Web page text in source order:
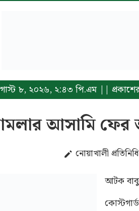
৮, ২০২৬, ২:৪৩ পি.এম ||
আসামি
নোয়াখালী প্রতিনিধি
আটক